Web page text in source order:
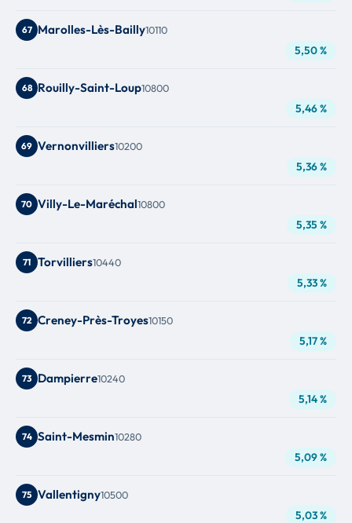
67 Marolles-Lès-Bailly10110
5,50 %
68 Rouilly-Saint-Loup10800
5,46 %
69 Vernonvilliers10200
5,36 %
70 Villy-Le-Maréchal10800
5,35 %
71 Torvilliers10440
5,33 %
72 Creney-Près-Troyes10150
5,17 %
73 Dampierre10240
5,14 %
74 Saint-Mesmin10280
5,09 %
75 Vallentigny10500
5,03 %